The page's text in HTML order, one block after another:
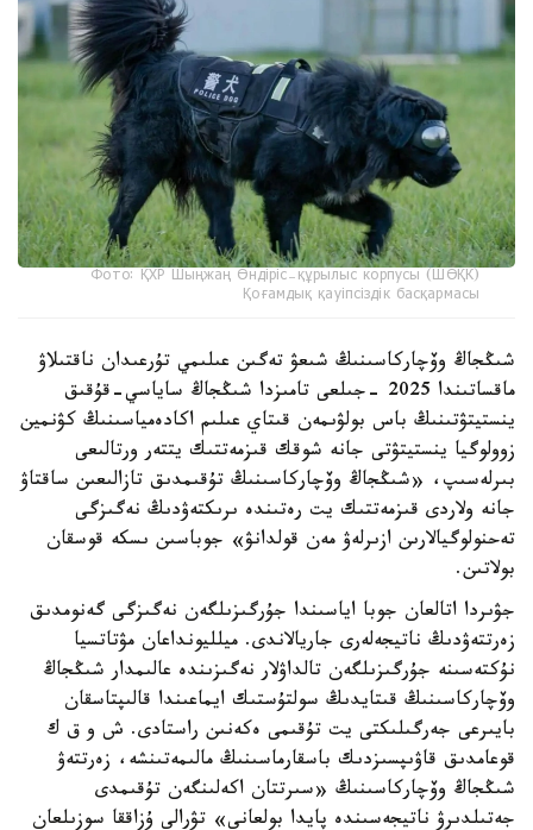
Фото: ҚХР Шыңжаң Өндіріс-құрылыс корпусы (ШӨҚК)
Қоғамдық қауіпсіздік басқармасы
شىڭجاڭ وۆچاركاسىنىڭ شىعۋ تەگىن عىلىمي تۇرعىدان ناقتىلاۋ
ماقساتىندا 2025 -جىلعى تامىزدا شىڭجاڭ ساياسي-قۇقىق
ينستيتۋتىنىڭ باس بولۋىمەن قىتاي عىلىم اكادەمياسىنىڭ كۋنمين
زوولوگيا ينستيتۋتى جانە شوقك قىزمەتتىك يتتەر ورتالىعى
بىرلەسىپ، «شىڭجاڭ وۆچاركاسىنىڭ تۇقىمدىق تازالىعىن ساقتاۋ
جانە ولاردى قىزمەتتىك يت رەتىندە ىرىكتەۋدىڭ نەگىزگى
تەحنولوگيالارىن ازىرلەۋ مەن قولدانۋ» جوباسىن ىسكە قوسقان
بولاتىن.
جۋىردا اتالعان جوبا اياسىندا جۇرگىزىلگەن نەگىزگى گەنومدىق
زەرتتەۋدىڭ ناتيجەلەرى جاريالاندى. ميلليونداعان مۋتاتسيا
نۇكتەسىنە جۇرگىزىلگەن تالداۋلار نەگىزىندە عالىمدار شىڭجاڭ
وۆچاركاسىنىڭ قىتايدىڭ سولتۇستىك ايماعىندا قالىپتاسقان
بايىرعى جەرگىلىكتى يت تۇقىمى ەكەنىن راستادى. ش و ق ك
قوعامدىق قاۋىپسىزدىك باسقارماسىنىڭ مالىمەتىنشە، زەرتتەۋ
شىڭجاڭ وۆچاركاسىنىڭ «سىرتتان اكەلىنگەن تۇقىمدى
جەتىلدىرۋ ناتيجەسىندە پايدا بولعانى» تۋرالى ۇزاققا سوزىلعان